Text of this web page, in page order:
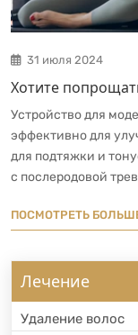
31 июля 2024
Хотите
Устройство для
эффективно для
для подтяжки и
с послеродовой
ПОСМОТРЕТЬ
Лечение
Удаление волос